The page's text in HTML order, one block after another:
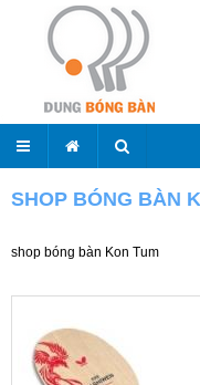
SHOP BÓNG BÀN
shop bóng bàn Kon Tum